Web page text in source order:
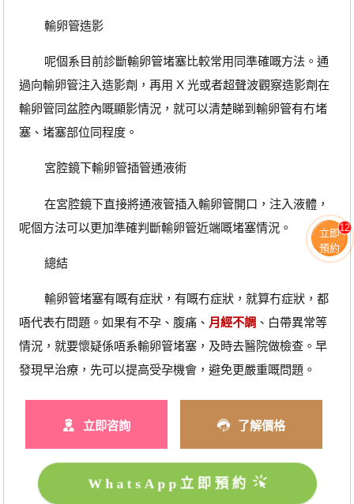
輸卵管造影
呢個系目前診斷輸卵管堵塞比較常用同準確嘅方法。通
過向輸卵管注入造影劑，再用 X 光或者超聲波觀察造影劑在
輸卵管同盆腔內嘅顯影情況，就可以清楚睇到輸卵管有冇堵
塞、堵塞部位同程度。
宮腔鏡下輸卵管插管通液術
在宮腔鏡下直接將通液管插入輸卵管開口，注入液體，
呢個方法可以更加準確判斷輸卵管近端嘅堵塞情況。
總結
輸卵管堵塞有嘅有症狀，有嘅冇症狀，就算冇症狀，都
唔代表冇問題。如果有不孕、腹痛、 月經不調 、白帶異常等
情況，就要懷疑係唔系輸卵管堵塞，及時去醫院做檢查。早
發現早治療，先可以提高受孕機會，避免更嚴重嘅問題。
立即咨詢 了解價格
WhatsApp立即預約
立即
預約
12